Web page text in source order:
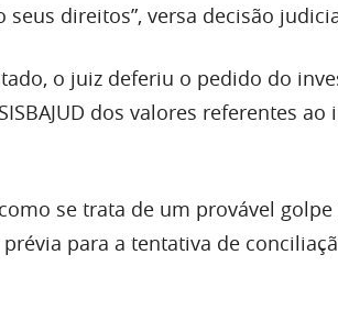
direitos”, versa decisão
o juiz deferiu o pedido do
dos valores referentes ao
se trata de um provável
para a tentativa de